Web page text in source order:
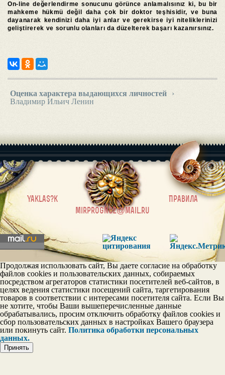
On-line değerlendirme sonucunu görünce anlamalısınız ki, bu bir
mahkeme hükmü değil daha çok bir doktor teşhisidir, ve buna
dayanarak kendinizi daha iyi anlar ve gerekirse iyi niteliklerinizi
geliştirerek ve sorunlu olanları da düzelterek başarı kazanırsınız.
Оценка характера выдающихся личностей
›
Владимир Ильич Ленин
Yaklas?k |
Правила
mirprognoz@mail.ru
Продолжая использовать сайт, Вы даете согласие на обработку
файлов cookies и пользовательских данных, собираемых
посредством агрегаторов статистики посетителей веб-сайтов, в
целях ведения статистики посещений сайта, таргетирования
товаров в соответствии с интересами посетителя сайта. Если Вы
не хотите, чтобы Ваши вышеперечисленные данные
обрабатывались, просим отключить обработку файлов cookies и
сбор пользовательских данных в настройках Вашего браузера
или покинуть сайт. Политика обработки персональных
данных.
Принять